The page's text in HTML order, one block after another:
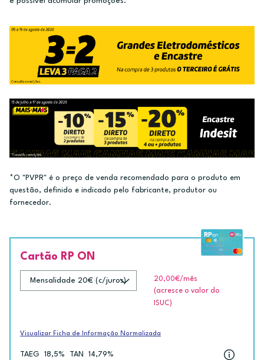
*O "PVPR" é o preço de venda recomendado para o produto em
questão, definido e indicado pelo fabricante, produtor ou
fornecedor.
Cartão RP ON
20,00€/mês
(acresce o valor do
ISUC)
Visualizar Ficha de Informação Normalizada
TAEG 18,5% TAN 14,79%